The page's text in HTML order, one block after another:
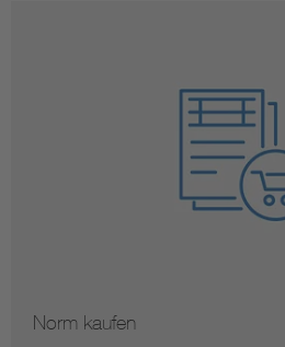
Norm kaufen